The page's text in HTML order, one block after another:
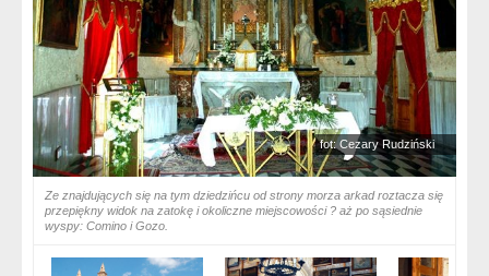
fot: Cezary Rudziński
Ze znajdujących się na tym dziedzińcu od strony morza arkad roztacza się
przepiękny widok na zatokę i okoliczne miejscowości ? aż po sąsiednie
wyspy: Comino i Gozo.